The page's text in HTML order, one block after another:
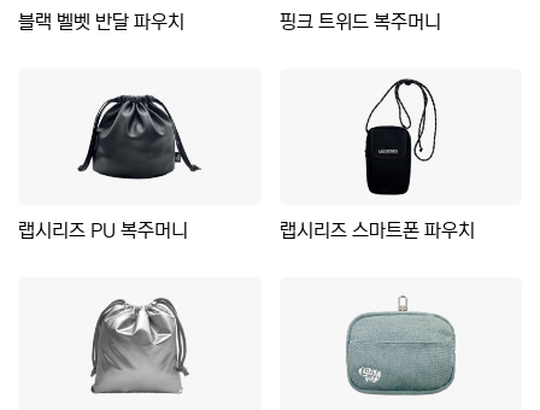
블랙 벨벳 반달 파우치 핑크 트위드 복주머니
랩시리즈 PU 복주머니 랩시리즈 스마트폰 파우치